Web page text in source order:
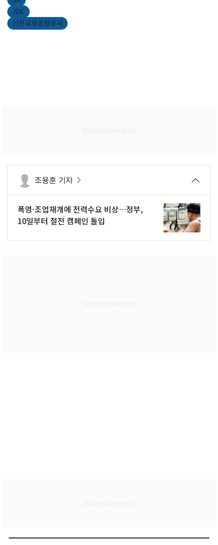
JDC
인천국제공항공사
조용훈 기자
폭염·조업재개에 전력수요 비상…정부,
10일부터 절전 캠페인 돌입